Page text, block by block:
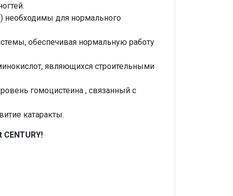
необходимы для нормального
обеспечивая нормальную работу
являющихся строительными
гомоцистеина , связанный с
катаракты.